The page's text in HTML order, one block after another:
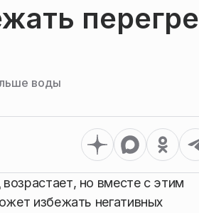
воды
но вместе с этим
избежать негативных